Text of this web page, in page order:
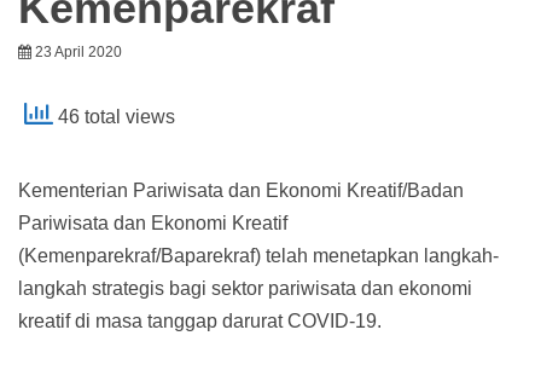
23 April 2020
46 total views
Kementerian Pariwisata dan Ekonomi Kreatif/Badan
Pariwisata dan Ekonomi Kreatif
(Kemenparekraf/Baparekraf) telah menetapkan langkah-
langkah strategis bagi sektor pariwisata dan ekonomi
kreatif di masa tanggap darurat COVID-19.